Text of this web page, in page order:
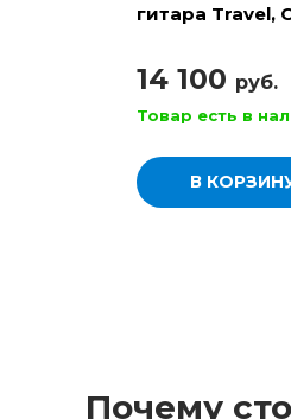
гитара Travel,
14 100 руб.
Товар есть в
В
Почему